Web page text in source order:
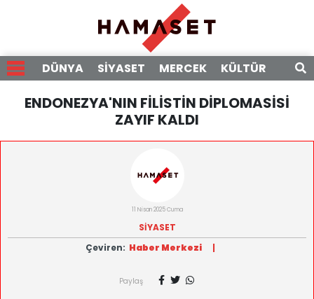
DÜNYA SİYASET MERCEK KÜLTÜR
ENDONEZYA'NIN FİLİSTİN DİPLOMASİSİ
ZAYIF KALDI
11 Nisan 2025 Cuma
SİYASET
Çeviren: Haber Merkezi |
Paylaş